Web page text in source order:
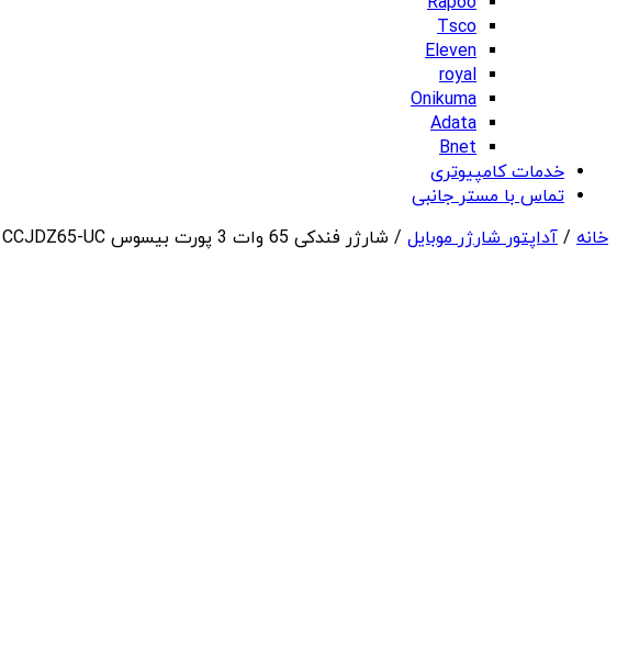
Tsco
Eleven
royal
Onikuma
Adata
Bnet
خدمات کامپیوتری
تماس با مستر جانبی
خانه / آداپتور شارژر موبایل / شارژر فندکی 65 وات 3 پورت بیسوس Baseus 65W Golden Contactor Pro Triple Fast Charging CCJDZ65-UC